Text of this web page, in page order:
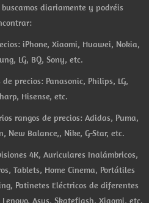
diariamente y podréis
iPhone, Xiaomi, Huawei, Nokia,
LG, BQ, Sony, etc.
precios: Panasonic, Philips, LG,
Hisense, etc.
rangos de precios: Adidas, Puma,
New Balance,, Nike, G-Star, etc.
4K, Auriculares Inalámbricos,
Tablets, Home Cinema, Portátiles
Patinetes Eléctricos de diferentes
Lenovo, Asus, Skateflash, Xiaomi, etc.